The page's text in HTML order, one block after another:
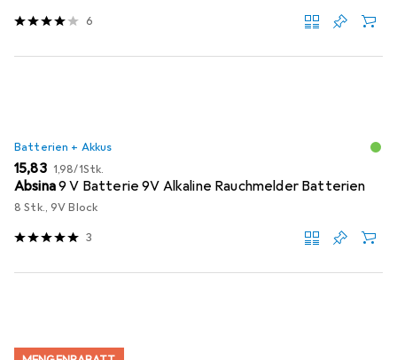
6
Batterien + Akkus
EUR
15,83 EUR
1,98/1Stk.
Absina9 V Batterie 9V Alkaline Rauchmelder Batterien
8 Stk., 9V Block
3